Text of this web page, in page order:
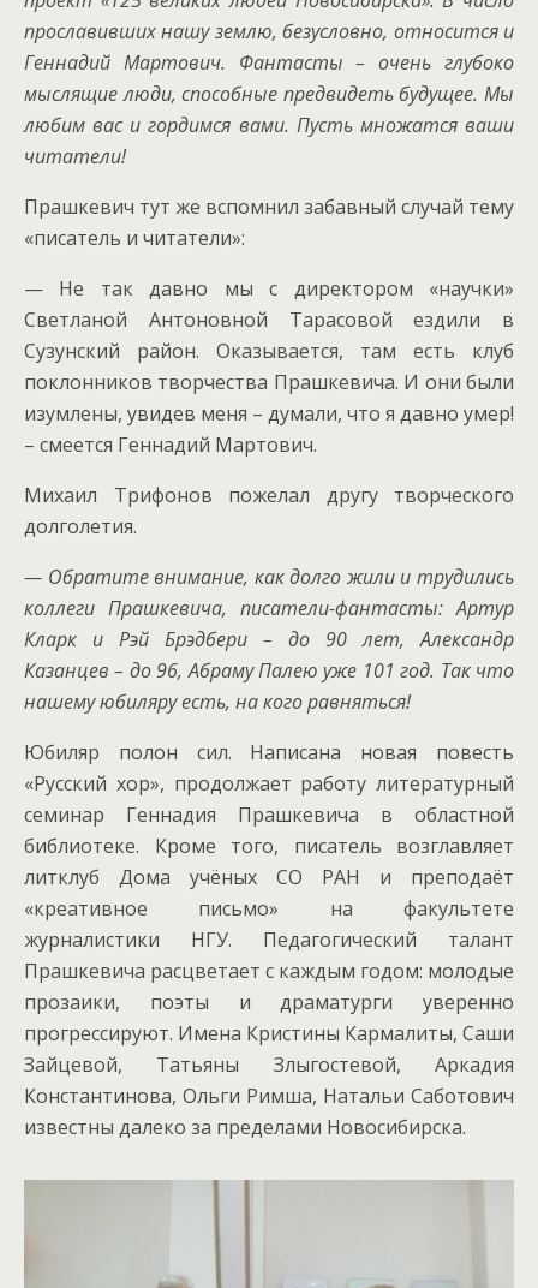
прославивших нашу землю, безусловно, относится и
Геннадий Мартович. Фантасты – очень глубоко
мыслящие люди, способные предвидеть будущее. Мы
любим вас и гордимся вами. Пусть множатся ваши
читатели!
Прашкевич тут же вспомнил забавный случай тему
«писатель и читатели»:
— Не так давно мы с директором «научки»
Светланой Антоновной Тарасовой ездили в
Сузунский район. Оказывается, там есть клуб
поклонников творчества Прашкевича. И они были
изумлены, увидев меня – думали, что я давно умер!
– смеется Геннадий Мартович.
Михаил Трифонов пожелал другу творческого
долголетия.
— Обратите внимание, как долго жили и трудились
коллеги Прашкевича, писатели-фантасты: Артур
Кларк и Рэй Брэдбери – до 90 лет, Александр
Казанцев – до 96, Абраму Палею уже 101 год. Так что
нашему юбиляру есть, на кого равняться!
Юбиляр полон сил. Написана новая повесть
«Русский хор», продолжает работу литературный
семинар Геннадия Прашкевича в областной
библиотеке. Кроме того, писатель возглавляет
литклуб Дома учёных СО РАН и преподаёт
«креативное письмо» на факультете
журналистики НГУ. Педагогический талант
Прашкевича расцветает с каждым годом: молодые
прозаики, поэты и драматурги уверенно
прогрессируют. Имена Кристины Кармалиты, Саши
Зайцевой, Татьяны Злыгостевой, Аркадия
Константинова, Ольги Римша, Натальи Саботович
известны далеко за пределами Новосибирска.